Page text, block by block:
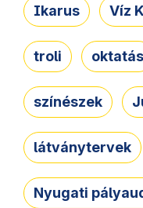
Ikarus Víz
troli oktatás
színészek
látványtervek
Nyugati